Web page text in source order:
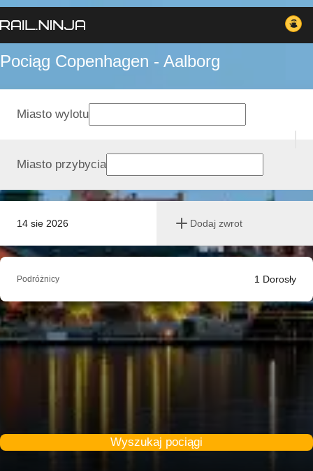
Pociąg Copenhagen - Aalborg
14 sie 2026 Dodaj zwrot
Miasto wylotu
Miasto przybycia
Podróżnicy 1 Dorosły
Wyszukaj pociągi